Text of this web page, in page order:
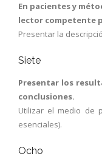
En pacientes y
lector competente
Presentar la
Siete
Presentar los
conclusiones.
Utilizar el medio de
esenciales).
Ocho